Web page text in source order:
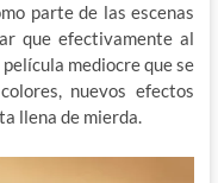
parte de las escenas
que efectivamente al
mediocre que se
nuevos efectos
llena de mierda.